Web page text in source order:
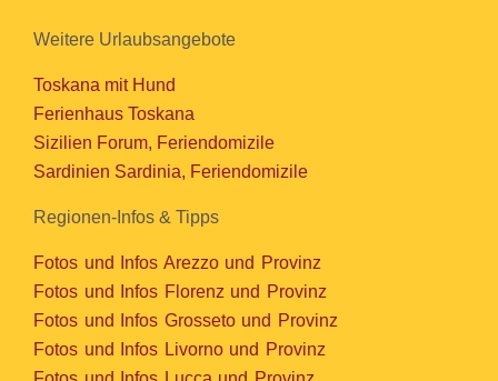
Weitere Urlaubsangebote
Toskana mit Hund
Ferienhaus Toskana
Sizilien Forum, Feriendomizile
Sardinien Sardinia, Feriendomizile
Regionen-Infos & Tipps
Fotos und Infos Arezzo und Provinz
Fotos und Infos Florenz und Provinz
Fotos und Infos Grosseto und Provinz
Fotos und Infos Livorno und Provinz